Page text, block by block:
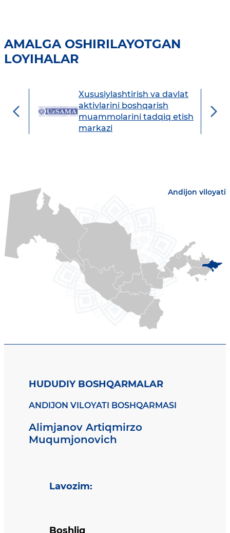
AMALGA OSHIRILAYOTGAN
LOYIHALAR
Xususiylashtirish va davlat
aktivlarini boshqarish
muammolarini tadqiq etish
markazi
Andijon viloyati
HUDUDIY BOSHQARMALAR
ANDIJON VILOYATI BOSHQARMASI
Alimjanov Artiqmirzo
Muqumjonovich
Lavozim:
Boshliq